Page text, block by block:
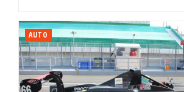
AUTO